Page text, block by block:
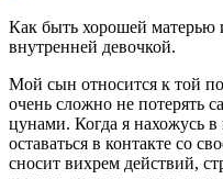
Как быть хорошей матерью
внутренней девочкой.
Мой сын относится к той
очень сложно не потерять
цунами. Когда я нахожусь
оставаться в контакте со
сносит вихрем действий,